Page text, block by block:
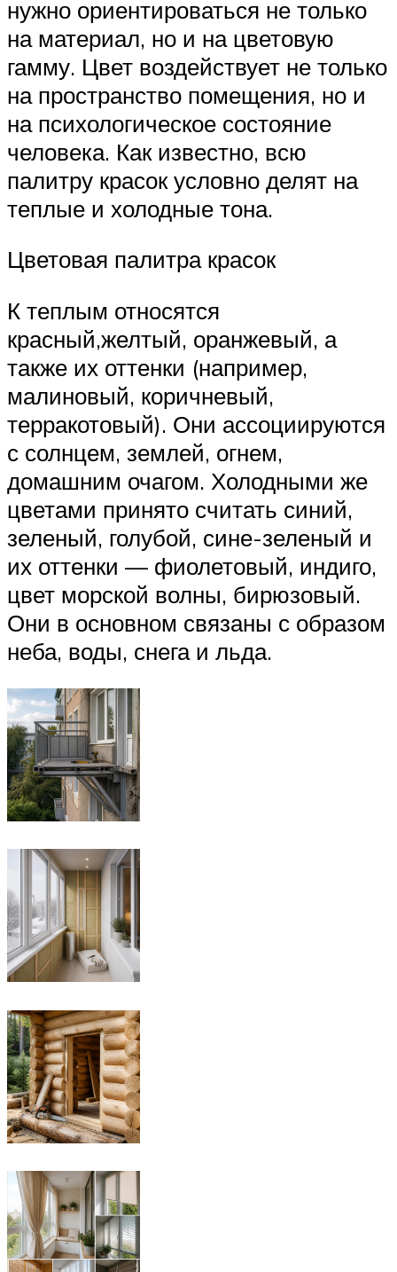
нужно ориентироваться не только
на материал, но и на цветовую
гамму. Цвет воздействует не только
на пространство помещения, но и
на психологическое состояние
человека. Как известно, всю
палитру красок условно делят на
теплые и холодные тона.
Цветовая палитра красок
К теплым относятся
красный,желтый, оранжевый, а
также их оттенки (например,
малиновый, коричневый,
терракотовый). Они ассоциируются
с солнцем, землей, огнем,
домашним очагом. Холодными же
цветами принято считать синий,
зеленый, голубой, сине-зеленый и
их оттенки — фиолетовый, индиго,
цвет морской волны, бирюзовый.
Они в основном связаны с образом
неба, воды, снега и льда.